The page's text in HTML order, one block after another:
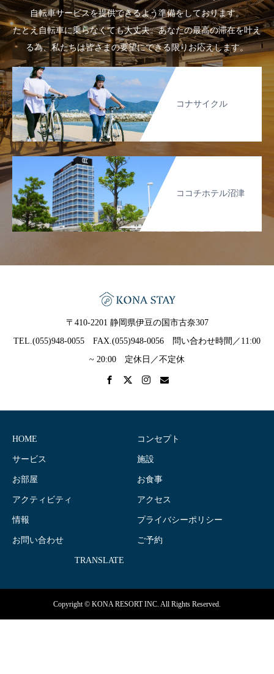
自転車サービスを提供できるよう準備をしております。
たとえ自転車に乗らなくても大丈夫。あなたの最高の滞在を叶え
る為、私たちは皆さまの要望にできる限りお応えします。
コナサイクル
ココチホテル沼津
〒410-2201 静岡県伊豆の国市古奈307
TEL.(055)948-0055 FAX.(055)948-0056 問い合わせ時間／11:00
~ 20:00 定休日／不定休
HOME コンセプト
サービス 施設
お部屋 お食事
アクティビティ アクセス
情報 プライバシーポリシー
お問い合わせ ご予約
TRANSLATE
Copyright © KONA RESORT INC. All Rights Reserved.